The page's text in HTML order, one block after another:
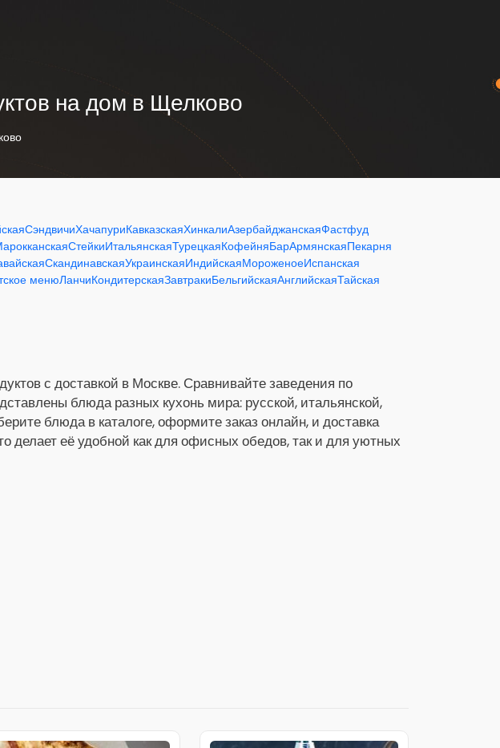
на дом в Щелково
СэндвичиХачапуриКавказскаяХинкалиАзербайджанскаяФастфуд
СтейкиИтальянскаяТурецкаяКофейняБарАрмянскаяПекарня
СкандинавскаяУкраинскаяИндийскаяМороженоеИспанская
менюЛанчиКондитерскаяЗавтракиБельгийскаяАнглийскаяТайская
с доставкой в Москве. Сравнивайте заведения по
блюда разных кухонь мира: русской, итальянской,
блюда в каталоге, оформите заказ онлайн, и доставка
делает её удобной как для офисных обедов, так и для уютных